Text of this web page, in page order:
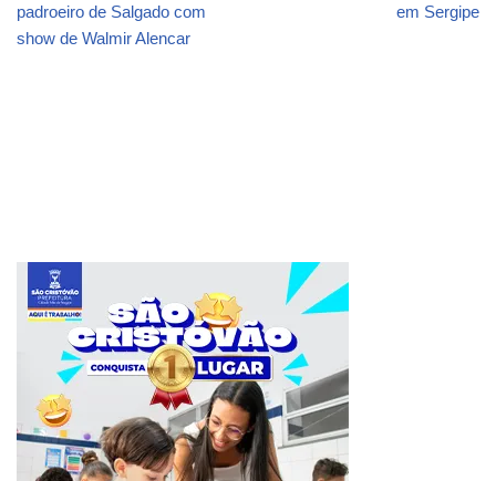
padroeiro de Salgado com
show de Walmir Alencar
em Sergipe